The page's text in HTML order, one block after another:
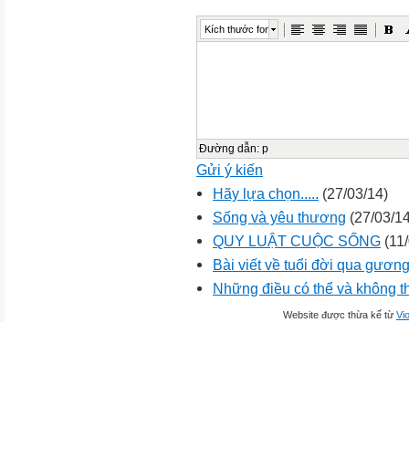
Kích thước font
Đường dẫn: p
Gửi ý kiến
Hãy lựa chọn..... (27/03/14)
Sống và yêu thương (27/03/
QUY LUẬT CUỘC SỐNG
Bài viết về tuổi đời qua
Những điều có thể và không
Website được thừa kế từ